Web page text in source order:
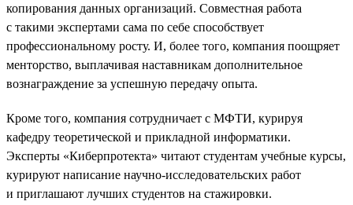
копирования данных организаций. Совместная работа
с такими экспертами сама по себе способствует
профессиональному росту. И, более того, компания поощряет
менторство, выплачивая наставникам дополнительное
вознаграждение за успешную передачу опыта.
Кроме того, компания сотрудничает с МФТИ, курируя
кафедру теоретической и прикладной информатики.
Эксперты «Киберпротекта» читают студентам учебные курсы,
курируют написание научно-исследовательских работ
и приглашают лучших студентов на стажировки.